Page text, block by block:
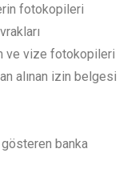
fotokopileri
ve vize fotokopileri
alınan izin belgesi
gösteren banka